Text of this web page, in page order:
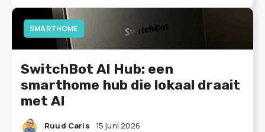
SMARTHOME
SwitchBot AI Hub: een
smarthome hub die lokaal draait
met AI
Ruud Caris 15 juni 2026